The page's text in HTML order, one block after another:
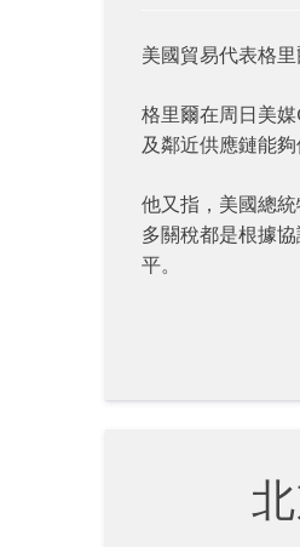
美國貿易代表格
格里爾在周日美
及鄰近供應鏈能
他又指，美國總
多關稅都是根據
平。